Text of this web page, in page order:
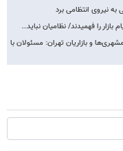
نیرو‌ی انتظامی برد
و بازاریان تهران: مسئولان با